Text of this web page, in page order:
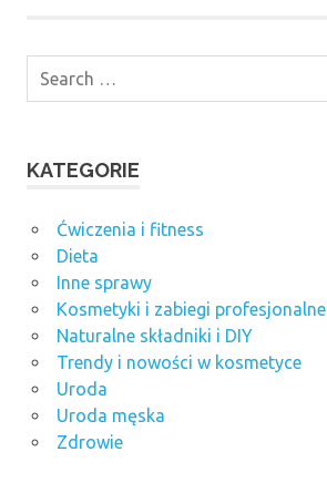
KATEGORIE
Ćwiczenia i fitness
Dieta
Inne sprawy
Kosmetyki i zabiegi profesjonalne
Naturalne składniki i DIY
Trendy i nowości w kosmetyce
Uroda
Uroda męska
Zdrowie